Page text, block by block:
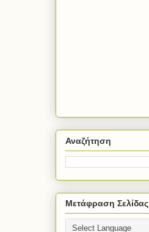
Αναζήτηση
Μετάφραση Σελίδας